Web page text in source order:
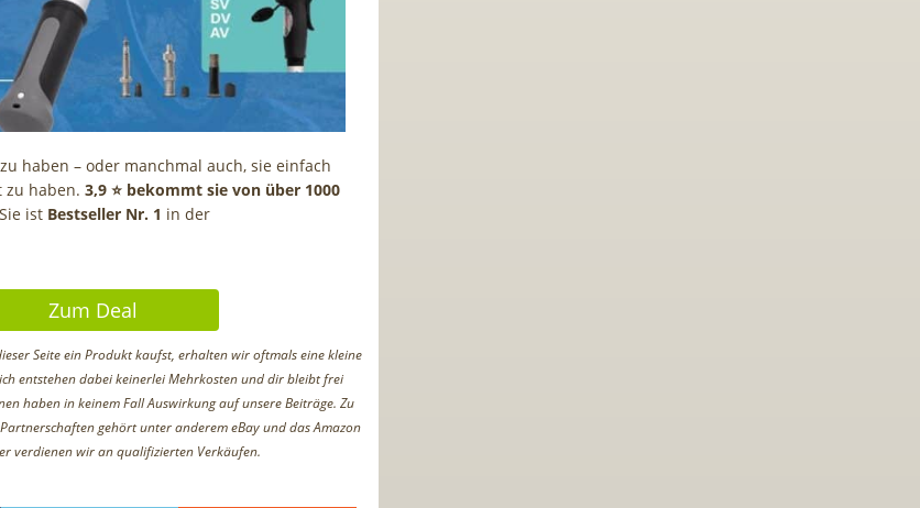
haben – oder manchmal auch, sie einfach
zu haben. 3,9 ⭐️ bekommt sie von über 1000
ist Bestseller Nr. 1 in der
Zum Deal
Seite ein Produkt kaufst, erhalten wir oftmals eine kleine
entstehen dabei keinerlei Mehrkosten und dir bleibt frei
haben in keinem Fall Auswirkung auf unsere Beiträge. Zu
gehört unter anderem eBay und das Amazon
verdienen wir an qualifizierten Verkäufen.